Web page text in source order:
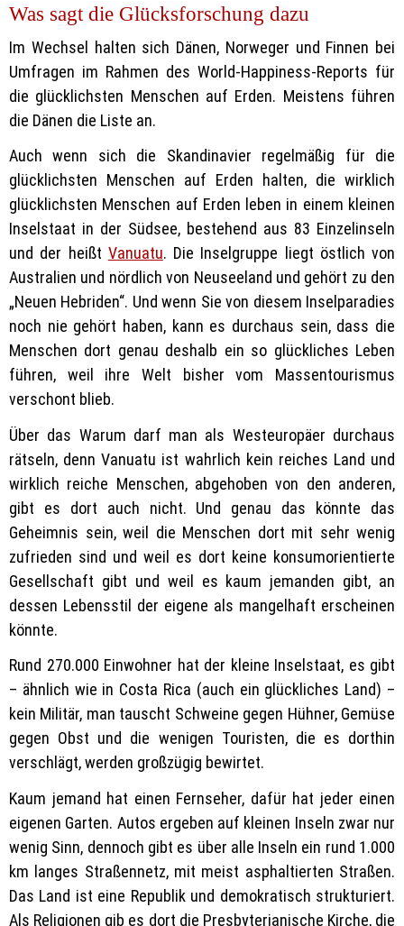
Was sagt die Glücksforschung dazu
Im Wechsel halten sich Dänen, Norweger und Finnen bei
Umfragen im Rahmen des World-Happiness-Reports für
die glücklichsten Menschen auf Erden. Meistens führen
die Dänen die Liste an.
Auch wenn sich die Skandinavier regelmäßig für die
glücklichsten Menschen auf Erden halten, die wirklich
glücklichsten Menschen auf Erden leben in einem kleinen
Inselstaat in der Südsee, bestehend aus 83 Einzelinseln
und der heißt Vanuatu. Die Inselgruppe liegt östlich von
Australien und nördlich von Neuseeland und gehört zu den
„Neuen Hebriden“. Und wenn Sie von diesem Inselparadies
noch nie gehört haben, kann es durchaus sein, dass die
Menschen dort genau deshalb ein so glückliches Leben
führen, weil ihre Welt bisher vom Massentourismus
verschont blieb.
Über das Warum darf man als Westeuropäer durchaus
rätseln, denn Vanuatu ist wahrlich kein reiches Land und
wirklich reiche Menschen, abgehoben von den anderen,
gibt es dort auch nicht. Und genau das könnte das
Geheimnis sein, weil die Menschen dort mit sehr wenig
zufrieden sind und weil es dort keine konsumorientierte
Gesellschaft gibt und weil es kaum jemanden gibt, an
dessen Lebensstil der eigene als mangelhaft erscheinen
könnte.
Rund 270.000 Einwohner hat der kleine Inselstaat, es gibt
– ähnlich wie in Costa Rica (auch ein glückliches Land) –
kein Militär, man tauscht Schweine gegen Hühner, Gemüse
gegen Obst und die wenigen Touristen, die es dorthin
verschlägt, werden großzügig bewirtet.
Kaum jemand hat einen Fernseher, dafür hat jeder einen
eigenen Garten. Autos ergeben auf kleinen Inseln zwar nur
wenig Sinn, dennoch gibt es über alle Inseln ein rund 1.000
km langes Straßennetz, mit meist asphaltierten Straßen.
Das Land ist eine Republik und demokratisch strukturiert.
Als Religionen gib es dort die Presbyterianische Kirche, die